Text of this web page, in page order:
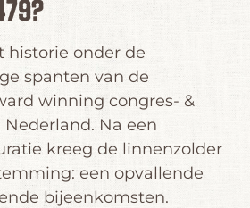
historie onder de
spanten van de
winning congres- &
Na een
kreeg de linnenzolder
een opvallende
bijeenkomsten.